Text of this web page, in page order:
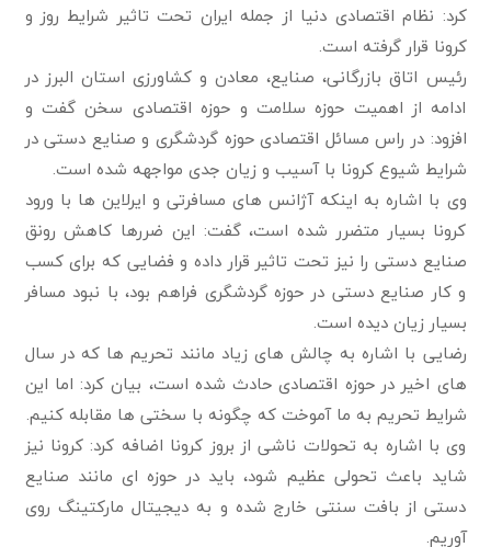
کرد: نظام اقتصادی دنیا از جمله ایران تحت تاثیر شرایط روز و
کرونا قرار گرفته است.
رئیس اتاق بازرگانی، صنایع، معادن و کشاورزی استان البرز در
ادامه از اهمیت حوزه سلامت و حوزه اقتصادی سخن گفت و
افزود: در راس مسائل اقتصادی حوزه گردشگری و صنایع دستی در
شرایط شیوع کرونا با آسیب و زیان جدی مواجهه شده است.
وی با اشاره به اینکه آژانس های مسافرتی و ایرلاین ها با ورود
کرونا بسیار متضرر شده است، گفت: این ضررها کاهش رونق
صنایع دستی را نیز تحت تاثیر قرار داده و فضایی که برای کسب
و کار صنایع دستی در حوزه گردشگری فراهم بود، با نبود مسافر
بسیار زیان دیده است.
رضایی با اشاره به چالش های زیاد مانند تحریم ها که در سال
های اخیر در حوزه اقتصادی حادث شده است، بیان کرد: اما این
شرایط تحریم به ما آموخت که چگونه با سختی ها مقابله کنیم.
وی با اشاره به تحولات ناشی از بروز کرونا اضافه کرد: کرونا نیز
شاید باعث تحولی عظیم شود، باید در حوزه ای مانند صنایع
دستی از بافت سنتی خارج شده و به دیجیتال مارکتینگ روی
آوریم.